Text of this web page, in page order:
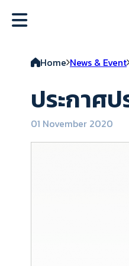
Home News & Event
ประกาศ
01 November 2020